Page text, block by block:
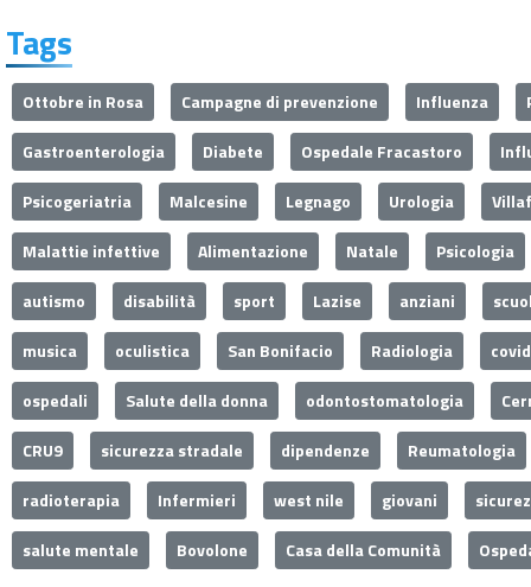
Tags
Ottobre in Rosa Campagne di prevenzione Influenza
Gastroenterologia
Diabete Ospedale Fracastoro
Psicogeriatria
Malcesine Legnago Urologia
Malattie infettive
Alimentazione Natale
Psicologia
autismo
disabilità sport Lazise anziani
musica
oculistica San Bonifacio Radiologia
ospedali
Salute della donna odontostomatologia
CRU9
sicurezza stradale dipendenze
Reumatologia
radioterapia
Infermieri west nile giovani
salute mentale
Bovolone Casa della Comunità